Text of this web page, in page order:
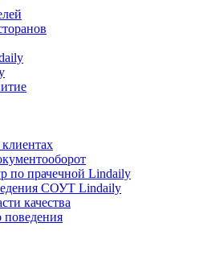
по прачечной Lindaily
СОУТ Lindaily
качества
поведения